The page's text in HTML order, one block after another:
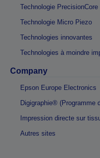
Technologie PrecisionCore
Technologie Micro Piezo
Technologies innovantes
Technologies à moindre
Company
Epson Europe Electronics
Digigraphie® (Programme
Impression directe sur
Autres sites